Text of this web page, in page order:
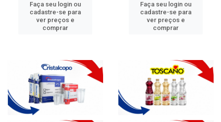
Faça seu login ou
cadastre-se para
ver preços e
comprar
Faça seu login ou
cadastre-se para
ver preços e
comprar